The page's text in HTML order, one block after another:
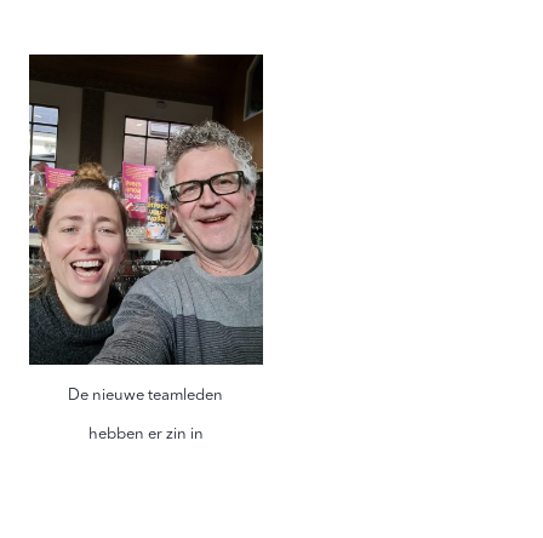
De nieuwe teamleden
hebben er zin in